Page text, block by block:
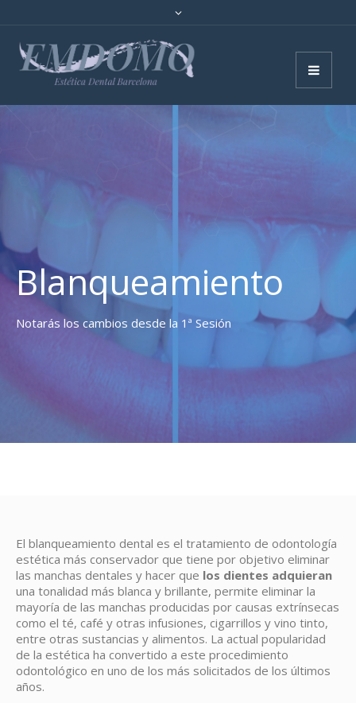
Blanqueamiento
Notarás los cambios desde la 1ª Sesión
El blanqueamiento dental es el tratamiento de odontología
estética más conservador que tiene por objetivo eliminar
las manchas dentales y hacer que los dientes adquieran
una tonalidad más blanca y brillante, permite eliminar la
mayoría de las manchas producidas por causas extrínsecas
como el té, café y otras infusiones, cigarrillos y vino tinto,
entre otras sustancias y alimentos. La actual popularidad
de la estética ha convertido a este procedimiento
odontológico en uno de los más solicitados de los últimos
años.